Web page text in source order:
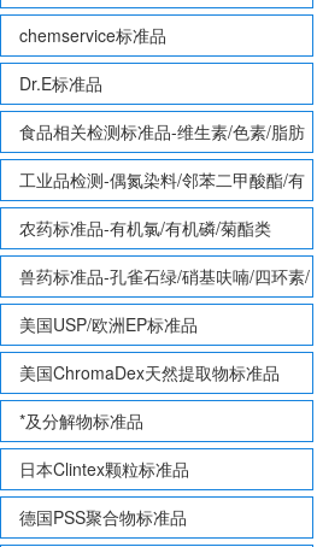
chemservice标准品
Dr.E标准品
食品相关检测标准品-维生素/色素/脂肪
酸甲酯等
工业品检测-偶氮染料/邻苯二甲酸酯/有
机锡/多溴联苯/多溴联苯醚/多氯联苯
农药标准品-有机氯/有机磷/菊酯类
兽药标准品-孔雀石绿/硝基呋喃/四环素/
磺胺等
美国USP/欧洲EP标准品
美国ChromaDex天然提取物标准品
*及分解物标准品
日本Clintex颗粒标准品
德国PSS聚合物标准品